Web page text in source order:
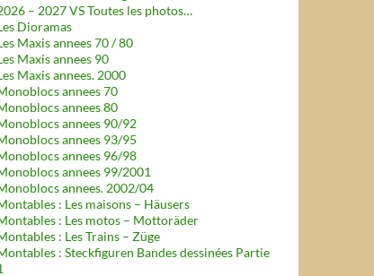
– 2027 VS Toutes les photos…
Dioramas
Maxis annees 70 / 80
Maxis annees 90
Maxis annees. 2000
annees 70
annees 80
annees 90/92
annees 93/95
annees 96/98
annees 99/2001
annees. 2002/04
: Les maisons – Häusers
: Les motos – Mottoräder
: Les Trains – Züge
: Steckfiguren Bandes dessinées Partie